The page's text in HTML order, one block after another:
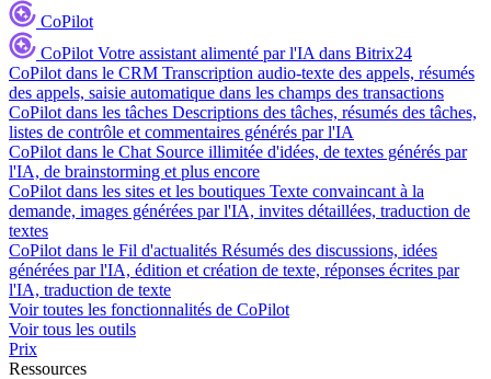
CoPilot
CoPilot Votre assistant alimenté par l'IA dans Bitrix24
CoPilot dans le CRM Transcription audio-texte des appels, résumés
des appels, saisie automatique dans les champs des transactions
CoPilot dans les tâches Descriptions des tâches, résumés des tâches,
listes de contrôle et commentaires générés par l'IA
CoPilot dans le Chat Source illimitée d'idées, de textes générés par
l'IA, de brainstorming et plus encore
CoPilot dans les sites et les boutiques Texte convaincant à la
demande, images générées par l'IA, invites détaillées, traduction de
textes
CoPilot dans le Fil d'actualités Résumés des discussions, idées
générées par l'IA, édition et création de texte, réponses écrites par
l'IA, traduction de texte
Voir toutes les fonctionnalités de CoPilot
Voir tous les outils
Prix
Ressources